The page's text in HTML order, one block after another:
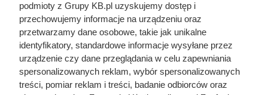
Ta lilia rośnie do 2,5 m i pachnie lepiej niż Chanel
no. 5
Ta bylina kwitnie całe lato i nie wymaga ani uwagi,
ani czasu. Przyciąga wzrok z daleka
podmioty z Grupy KB.pl uzyskujemy dostęp i
przechowujemy informacje na urządzeniu oraz
przetwarzamy dane osobowe, takie jak unikalne
identyfikatory, standardowe informacje wysyłane przez
urządzenie czy dane przeglądania w celu zapewniania
spersonalizowanych reklam, wybór spersonalizowanych
treści, pomiar reklam i treści, badanie odbiorców oraz